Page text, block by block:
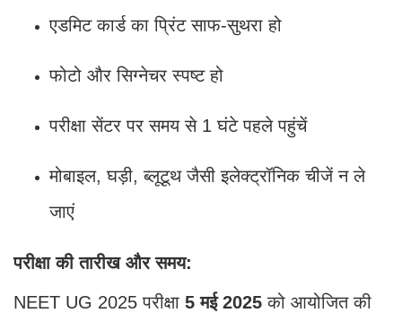
एडमिट कार्ड का प्रिंट साफ-सुथरा हो
फोटो और सिग्नेचर स्पष्ट हो
परीक्षा सेंटर पर समय से 1 घंटे पहले पहुंचें
मोबाइल, घड़ी, ब्लूटूथ जैसी इलेक्ट्रॉनिक चीजें न ले
जाएं
परीक्षा की तारीख और समय:
NEET UG 2025 परीक्षा 5 मई 2025 को आयोजित की